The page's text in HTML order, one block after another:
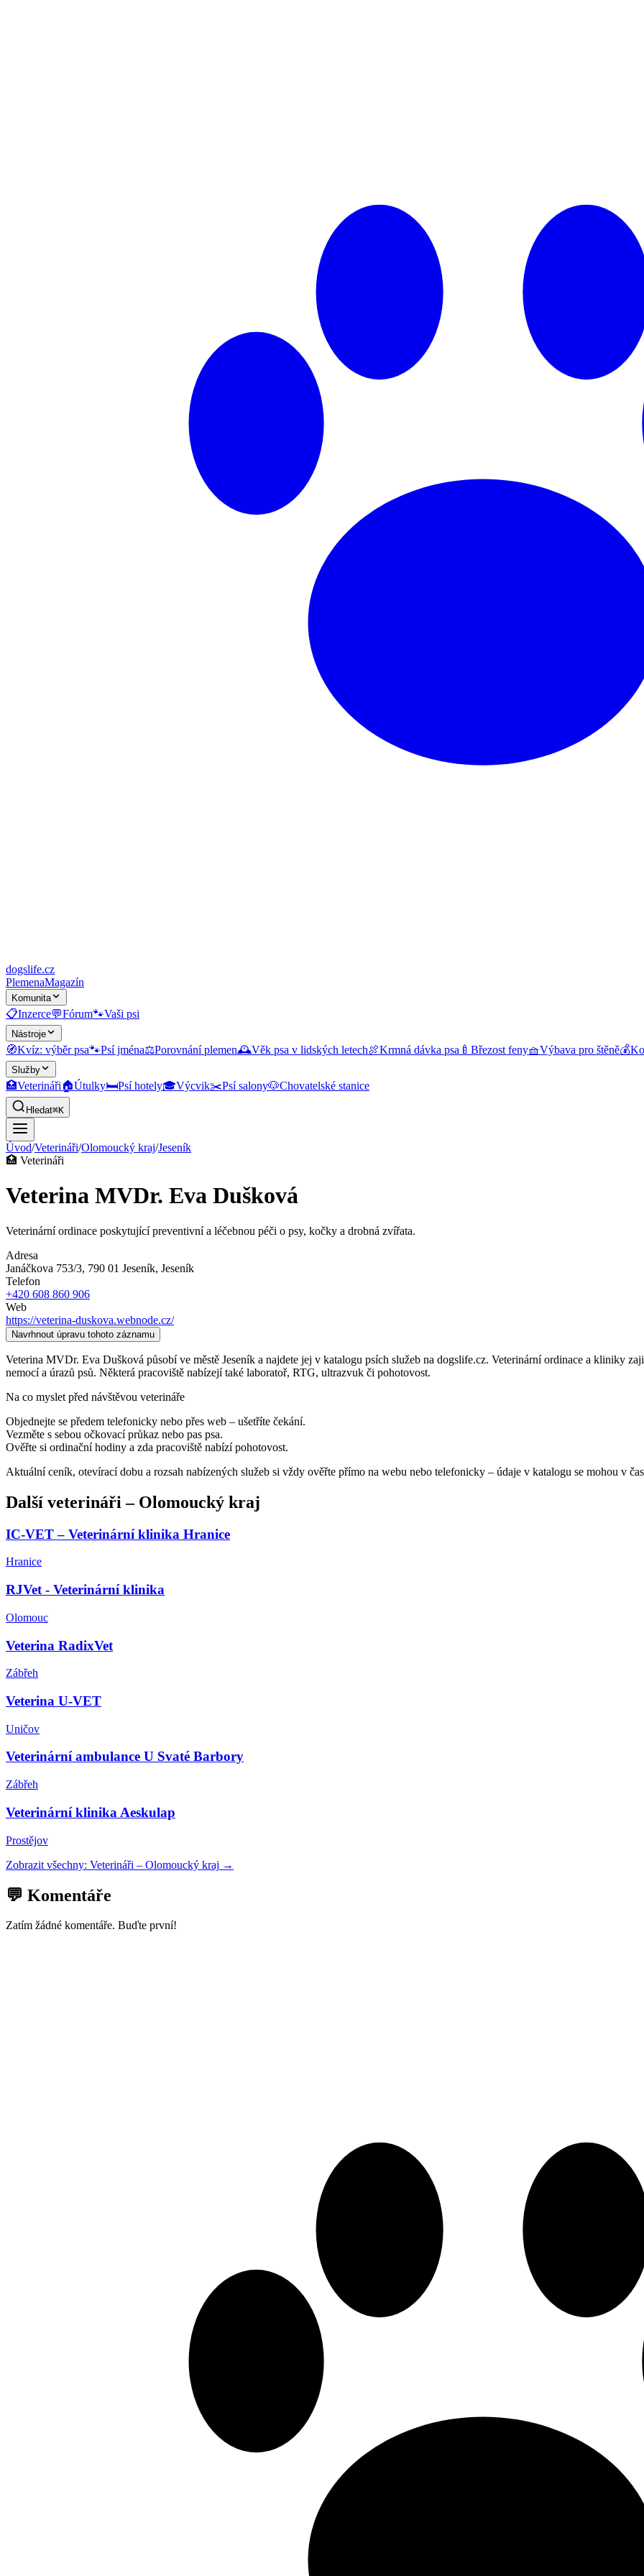
dogslife.cz
PlemenaMagazín
Komunita
📋Inzerce💬Fórum🐾Vaši psi
Nástroje
🧭Kvíz: výběr psa🐾Psí jména⚖️Porovnání plemen🕰️Věk psa v lidských letech🍖Krmná dávka psa 🍼 Březost feny🧺Výbava pro štěně💰
Služby
🏥Veterináři🏠Útulky🛏️Psí hotely🎓Výcvik✂️Psí salony🐶Chovatelské stanice
Hledat⌘K
Úvod/Veterináři/Olomoucký kraj/Jeseník
🏥 Veterináři
Veterina MVDr. Eva Dušková
Veterinární ordinace poskytující preventivní a léčebnou péči o psy, kočky a drobná zvířata.
Adresa
Janáčkova 753/3, 790 01 Jeseník, Jeseník
Telefon
+420 608 860 906
Web
https://veterina-duskova.webnode.cz/
Navrhnout úpravu tohoto záznamu
Veterina MVDr. Eva Dušková působí ve městě Jeseník a najdete jej v katalogu psích služeb na dogslife.cz. Veterinární ordinace a kliniky
nemocí a úrazů psů. Některá pracoviště nabízejí také laboratoř, RTG, ultrazvuk či pohotovost.
Na co myslet před návštěvou veterináře
Objednejte se předem telefonicky nebo přes web – ušetříte čekání.
Vezměte s sebou očkovací průkaz nebo pas psa.
Ověřte si ordinační hodiny a zda pracoviště nabízí pohotovost.
Aktuální ceník, otevírací dobu a rozsah nabízených služeb si vždy ověřte přímo na webu nebo telefonicky – údaje v katalogu se mohou v
Další veterináři – Olomoucký kraj
IC-VET – Veterinární klinika Hranice
Hranice
RJVet - Veterinární klinika
Olomouc
Veterina RadixVet
Zábřeh
Veterina U-VET
Uničov
Veterinární ambulance U Svaté Barbory
Zábřeh
Veterinární klinika Aeskulap
Prostějov
Zobrazit všechny: Veterináři – Olomoucký kraj →
💬 Komentáře
Zatím žádné komentáře. Buďte první!